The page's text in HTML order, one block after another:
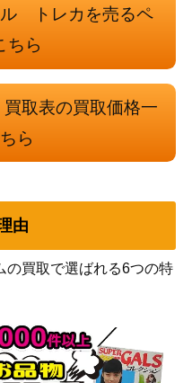
）
＆シールド
ド＆シールド
ブイヒーロー
銀のランス）
ムーン
ローラの月光）
ーレット＆バイオ
ラミラクル）
XY BREAK
イダルストーム）
3,100
ル トレカを売るペ
ちら
取表の買取価格一
ら
由
の買取で選ばれる6つの特